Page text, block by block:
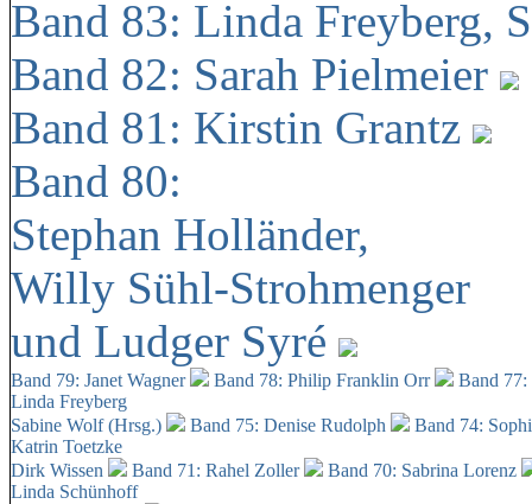
Band 83: Linda Freyberg,
Band 82: Sarah Pielmeier
Band 81: Kirstin Grantz
Band 80:
Stephan Holländer,
Willy Sühl-Strohmenger
und Ludger Syré
Band 79: Janet Wagner Band 78: Philip Franklin Orr
Band
Linda Freyberg
Sabine Wolf (Hrsg.)
Band 75: Denise Rudolph
Band 74:
Katrin Toetzke
Dirk Wissen
Band 71: Rahel Zoller
Band 70: Sabrina Lorenz
Linda Schünhoff